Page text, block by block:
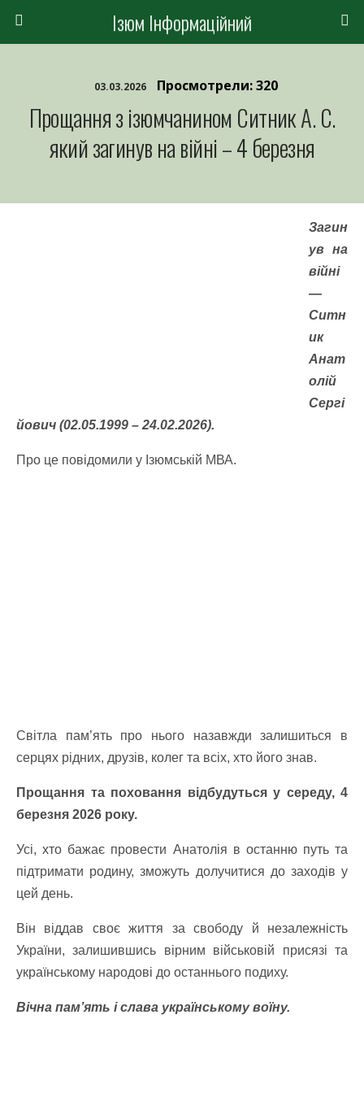
Ізюм Інформаційний
03.03.2026 Просмотрели: 320
Прощання з ізюмчанином Ситник А. С.
який загинув на війні – 4 березня
Загин
ув на
війні
—
Ситн
ик
Анат
олій
Сергі
йович (02.05.1999 – 24.02.2026).
Про це повідомили у Ізюмській МВА.
Світла пам’ять про нього назавжди залишиться в
серцях рідних, друзів, колег та всіх, хто його знав.
Прощання та поховання відбудуться у середу, 4
березня 2026 року.
Усі, хто бажає провести Анатолія в останню путь та
підтримати родину, зможуть долучитися до заходів у
цей день.
Він віддав своє життя за свободу й незалежність
України, залишившись вірним військовій присязі та
українському народові до останнього подиху.
Вічна пам’ять і слава українському воїну.